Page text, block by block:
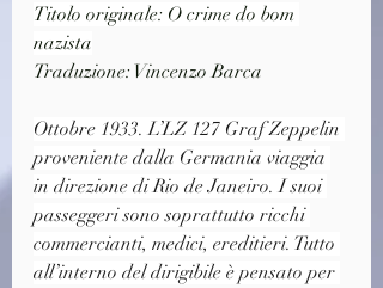
Titolo originale: O crime do bom
nazista
Traduzione: Vincenzo Barca
Ottobre 1933. L’LZ 127 Graf Zeppelin
proveniente dalla Germania viaggia
in direzione di Rio de Janeiro. I suoi
passeggeri sono soprattutto ricchi
commercianti, medici, ereditieri. Tutto
all’interno del dirigibile è pensato per